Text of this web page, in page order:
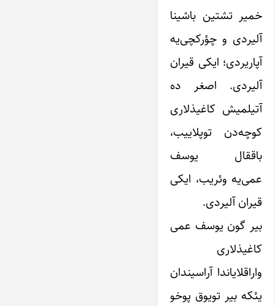
خمیر تشتین باشینا
آلیردی و چؤرکچی‌یه
آپاریردی؛ ایکی قیران
آلیردی. اصغر ده
آتیلمیش کاغیذلاری
کوچه‌دن توپلاییب،
باققال یوسف
عمی‌یه وئریب، ایکی
قیران آلیردی.
بیر گون یوسف عمی
کاغیذلاری
واراقلایاندا آراسیندان
یئکه بیر تویوق پوخو